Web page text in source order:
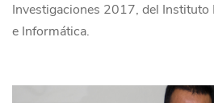
Investigaciones 2017, del Instituto
e Informática.